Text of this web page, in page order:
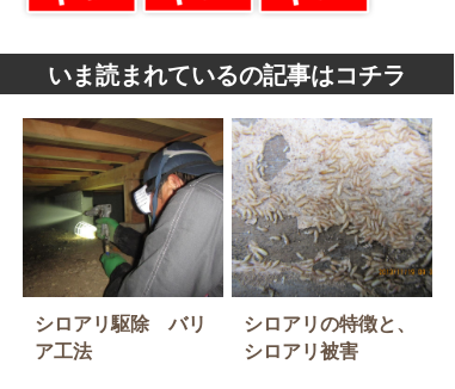
いま読まれているの記事はコチラ
シロアリ駆除 バリ
ア工法
シロアリの特徴と、
シロアリ被害